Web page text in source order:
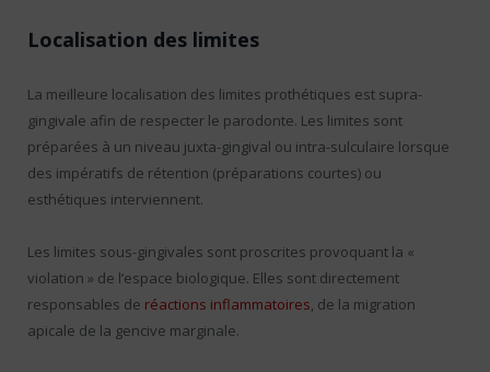
Localisation des limites
La meilleure localisation des limites prothétiques est supra-
gingivale afin de respecter le parodonte. Les limites sont
préparées à un niveau juxta-gingival ou intra-sulculaire lorsque
des impératifs de rétention (préparations courtes) ou
esthétiques interviennent.
Les limites sous-gingivales sont proscrites provoquant la «
violation » de l’espace biologique. Elles sont directement
responsables de réactions inflammatoires, de la migration
apicale de la gencive marginale.